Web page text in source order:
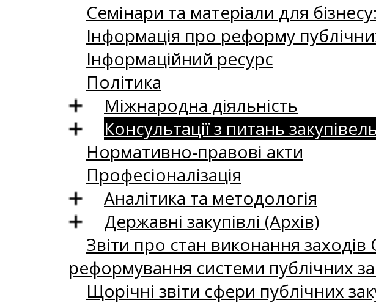
Семінари та матеріали для
Інформація про реформу
Інформаційний ресурс
Політика
Міжнародна діяльність
Консультації з питань
Нормативно-правові акти
Професіоналізація
Аналітика та методологія
Державні закупівлі (Архів)
Звіти про стан виконання заходів
реформування системи публічних
Щорічні звіти сфери публічних